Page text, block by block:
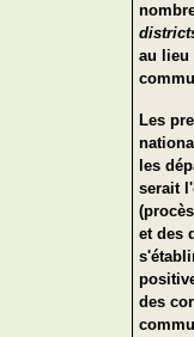
au lieu
Les
les
serait
et des
des